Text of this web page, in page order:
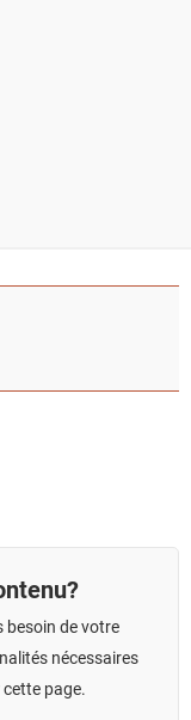
besoin de votre
nécessaires
page.